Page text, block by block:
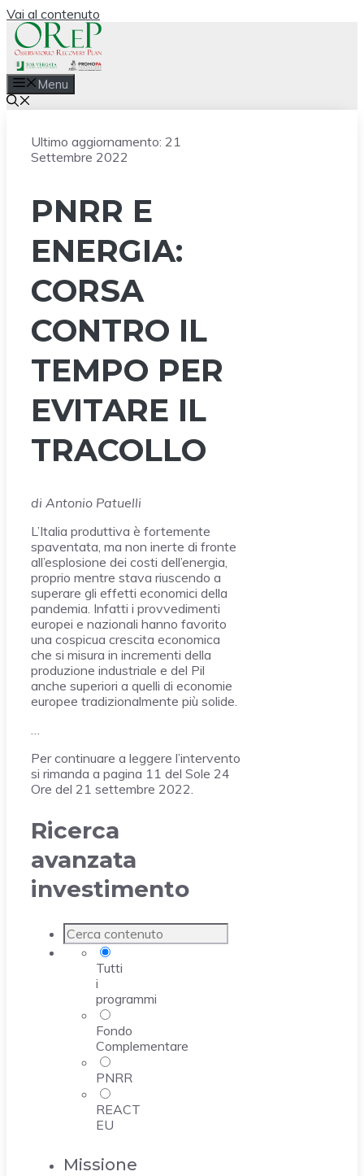
Vai al contenuto
Menu
Ultimo aggiornamento: 21
Settembre 2022
PNRR E
ENERGIA:
CORSA
CONTRO IL
TEMPO PER
EVITARE IL
TRACOLLO
di Antonio Patuelli
L’Italia produttiva è fortemente
spaventata, ma non inerte di fronte
all’esplosione dei costi dell’energia,
proprio mentre stava riuscendo a
superare gli effetti economici della
pandemia. Infatti i provvedimenti
europei e nazionali hanno favorito
una cospicua crescita economica
che si misura in incrementi della
produzione industriale e del Pil
anche superiori a quelli di economie
europee tradizionalmente più solide.
…
Per continuare a leggere l’intervento
si rimanda a pagina 11 del Sole 24
Ore del 21 settembre 2022.
Ricerca
avanzata
investimento
Tutti
i
programmi
Fondo
Complementare
PNRR
REACT
EU
Missione